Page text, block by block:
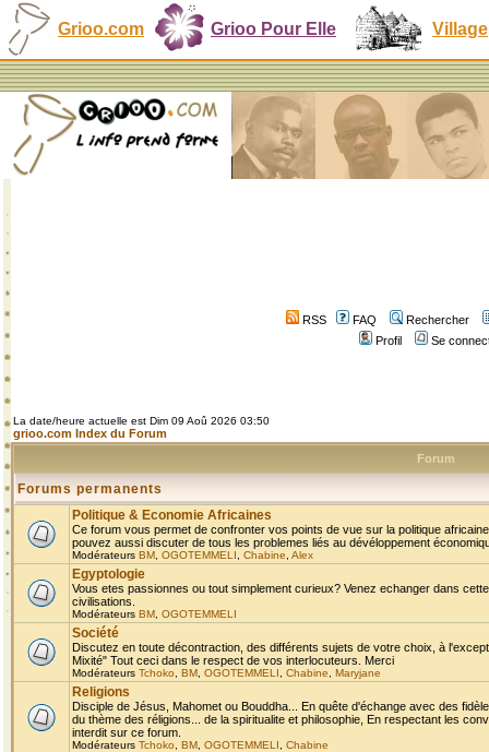
Grioo.com Grioo Pour Elle Village
RSS FAQ
Rechercher
Profil
Se
La date/heure actuelle est Dim 09 Aoû 2026 03:50
grioo.com Index du Forum
Forum
Forums permanents
Politique & Economie Africaines
Ce forum vous permet de confronter vos points de vue sur la politique
pouvez aussi discuter de tous les problemes liés au dévéloppement
Modérateurs BM OGOTEMMELI Chabine Alex
Egyptologie
Vous etes passionnes ou tout simplement curieux? Venez echanger dans
civilisations.
Modérateurs BM OGOTEMMELI
Société
Discutez en toute décontraction, des différents sujets de votre choix, à
Mixité" Tout ceci dans le respect de vos interlocuteurs. Merci
Modérateurs Tchoko BM OGOTEMMELI Chabine Maryjane
Religions
Disciple de Jésus, Mahomet ou Bouddha... En quête d'échange avec des
du thème des réligions... de la spiritualite et philosophie, En respectant les
interdit sur ce forum.
Modérateurs Tchoko BM OGOTEMMELI Chabine